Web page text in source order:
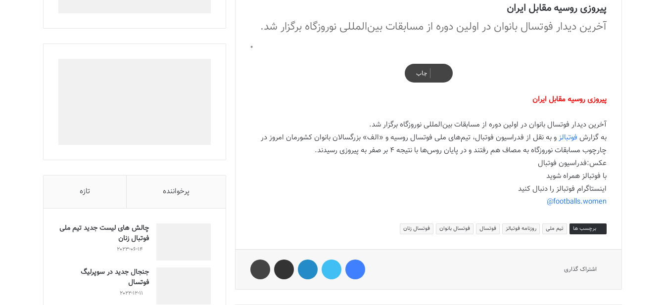
پیروزی روسیه مقابل ایران
آخرین دیدار فوتسال بانوان در اولین دوره از مسابقات بین‌المللی نوروزگاه برگزار شد.
0
چاپ
پیروزی روسیه مقابل ایران
آخرین دیدار فوتسال بانوان در اولین دوره از مسابقات بین‌المللی نوروزگاه برگزار شد.
به گزارش فوتبالزو به نقل از فدراسیون فوتبال، تیم‌های ملی فوتسال روسیه و «الف» بزرگسالان بانوان کشورمان امروز در
چارچوب مسابقات نوروزگاه به مصاف هم رفتند و در پایان روس‌ها با نتیجه 4 بر صفر به پیروزی رسیدند.
عکس:فدراسیون فوتبال
با فوتبالز همراه شوید
اینستاگرام فوتبالز را دنبال کنید
footballs.women@
برچسب ها تیم ملی روزنامه فوتبالز فوتسال فوتسال بانوان فوتسال زنان
اشتراک گذاری
پرخواننده تازه
چالش هاى ليست جدید تيم ملى
فوتبال زنان
2023-06-14
جنجال جدید در سوپرلیگ
فوتسال
2022-12-11